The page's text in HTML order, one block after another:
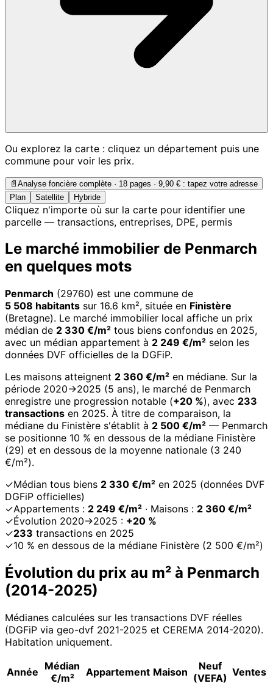
Ou explorez la carte : cliquez un département puis une
commune pour voir les prix.
📄 Analyse foncière complète · 18 pages · 9,90 € : tapez votre adresse
Plan
Satellite Hybride
Cliquez n'importe où sur la carte pour identifier une
parcelle — transactions, entreprises, DPE, permis
Le marché immobilier de Penmarch
en quelques mots
Penmarch (29760) est une commune de
5 508 habitants sur 16.6 km², située en Finistère
(Bretagne). Le marché immobilier local affiche un prix
médian de 2 330 €/m² tous biens confondus en 2025,
avec un médian appartement à 2 249 €/m² selon les
données DVF officielles de la DGFiP.
Les maisons atteignent 2 360 €/m² en médiane. Sur la
période 2020→2025 (5 ans), le marché de Penmarch
enregistre une progression notable (+20 %), avec 233
transactions en 2025. À titre de comparaison, la
médiane du Finistère s'établit à 2 500 €/m² — Penmarch
se positionne 10 % en dessous de la médiane Finistère
(29) et en dessous de la moyenne nationale (3 240
€/m²).
✓Médian tous biens 2 330 €/m² en 2025 (données DVF
DGFiP officielles)
✓Appartements : 2 249 €/m² · Maisons : 2 360 €/m²
✓Évolution 2020→2025 : +20 %
✓233 transactions en 2025
✓10 % en dessous de la médiane Finistère (2 500 €/m²)
Évolution du prix au m² à Penmarch
(2014-2025)
Médianes calculées sur les transactions DVF réelles
(DGFiP via geo-dvf 2021-2025 et CEREMA 2014-2020).
Habitation uniquement.
Année Médian
€/m²
Appartement Maison
Neuf
(VEFA) Ventes